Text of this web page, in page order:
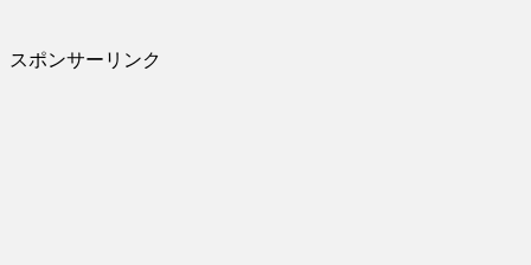
スポンサーリンク